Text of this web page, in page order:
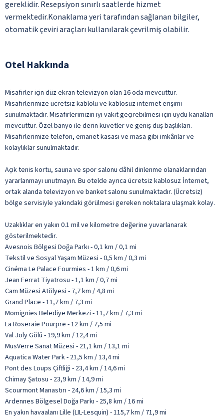
gereklidir. Resepsiyon sınırlı saatlerde hizmet
vermektedir.Konaklama yeri tarafından sağlanan bilgiler,
otomatik çeviri araçları kullanılarak çevrilmiş olabilir.
Otel Hakkında
Misafirler için düz ekran televizyon olan 16 oda mevcuttur.
Misafirlerimize ücretsiz kablolu ve kablosuz internet erişimi
sunulmaktadır. Misafirlerimizin iyi vakit geçirebilmesi için uydu kanalları
mevcuttur. Özel banyo ile derin küvetler ve geniş duş başlıkları.
Misafirlerimize telefon, emanet kasası ve masa gibi imkânlar ve
kolaylıklar sunulmaktadır.
Açık tenis kortu, sauna ve spor salonu dâhil dinlenme olanaklarından
yararlanmayı unutmayın. Bu otelde ayrıca ücretsiz kablosuz İnternet,
ortak alanda televizyon ve banket salonu sunulmaktadır. (Ücretsiz)
bölge servisiyle yakındaki görülmesi gereken noktalara ulaşmak kolay.
Uzaklıklar en yakın 0.1 mil ve kilometre değerine yuvarlanarak
gösterilmektedir.
Avesnois Bölgesi Doğa Parkı - 0,1 km / 0,1 mi
Tekstil ve Sosyal Yaşam Müzesi - 0,5 km / 0,3 mi
Cinéma Le Palace Fourmies - 1 km / 0,6 mi
Jean Ferrat Tiyatrosu - 1,1 km / 0,7 mi
Cam Müzesi Atölyesi - 7,7 km / 4,8 mi
Grand Place - 11,7 km / 7,3 mi
Momignies Belediye Merkezi - 11,7 km / 7,3 mi
La Roseraie Pourpre - 12 km / 7,5 mi
Val Joly Gölü - 19,9 km / 12,4 mi
MusVerre Sanat Müzesi - 21,1 km / 13,1 mi
Aquatica Water Park - 21,5 km / 13,4 mi
Pont des Loups Çiftliği - 23,4 km / 14,6 mi
Chimay Şatosu - 23,9 km / 14,9 mi
Scourmont Manastırı - 24,6 km / 15,3 mi
Ardennes Bölgesel Doğa Parkı - 25,8 km / 16 mi
En yakın havaalanı Lille (LIL-Lesquin) - 115,7 km / 71,9 mi